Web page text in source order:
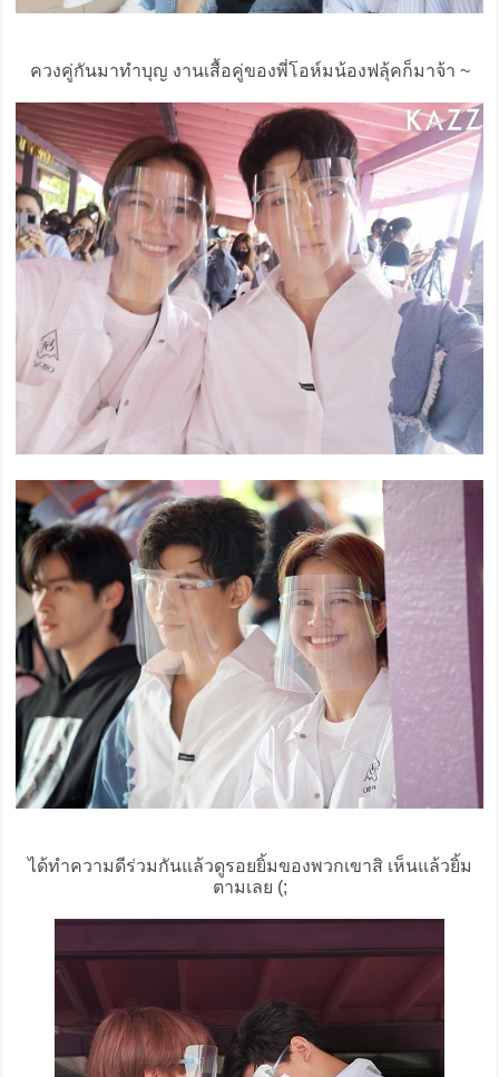
ควงคู่กันมาทำบุญ งานเสื้อคู่ของพี่โอห์มน้องฟลุ้คก็มาจ้า ~
ได้ทำความดีร่วมกันแล้วดูรอยยิ้มของพวกเขาสิ เห็นแล้วยิ้ม
ตามเลย (;